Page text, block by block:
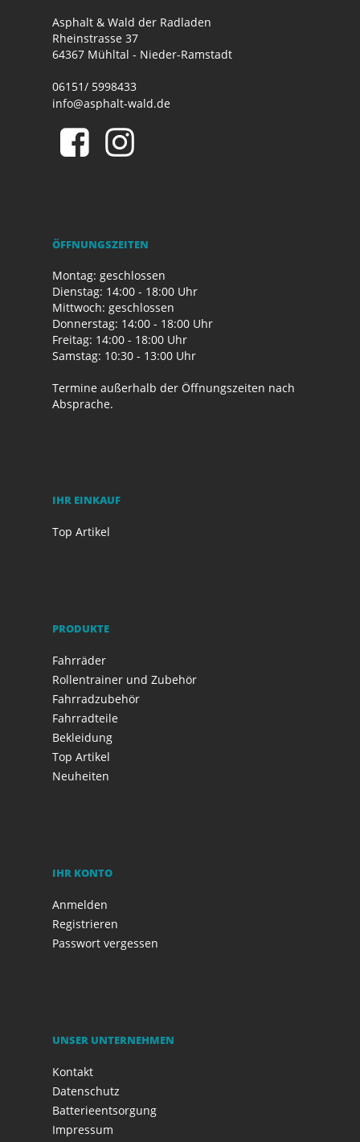
Asphalt & Wald der Radladen
Rheinstrasse 37
64367 Mühltal - Nieder-Ramstadt
06151/ 5998433
info@asphalt-wald.de
ÖFFNUNGSZEITEN
Montag: geschlossen
Dienstag: 14:00 - 18:00 Uhr
Mittwoch: geschlossen
Donnerstag: 14:00 - 18:00 Uhr
Freitag: 14:00 - 18:00 Uhr
Samstag: 10:30 - 13:00 Uhr
Termine außerhalb der Öffnungszeiten nach
Absprache.
IHR EINKAUF
Top Artikel
PRODUKTE
Fahrräder
Rollentrainer und Zubehör
Fahrradzubehör
Fahrradteile
Bekleidung
Top Artikel
Neuheiten
IHR KONTO
Anmelden
Registrieren
Passwort vergessen
UNSER UNTERNEHMEN
Kontakt
Datenschutz
Batterieentsorgung
Impressum